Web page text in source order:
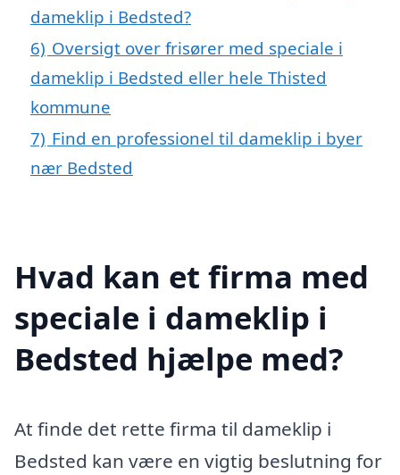
dameklip i Bedsted?
6) Oversigt over frisører med speciale i
dameklip i Bedsted eller hele Thisted
kommune
7) Find en professionel til dameklip i byer
nær Bedsted
Hvad kan et firma med
speciale i dameklip i
Bedsted hjælpe med?
At finde det rette firma til dameklip i
Bedsted kan være en vigtig beslutning for